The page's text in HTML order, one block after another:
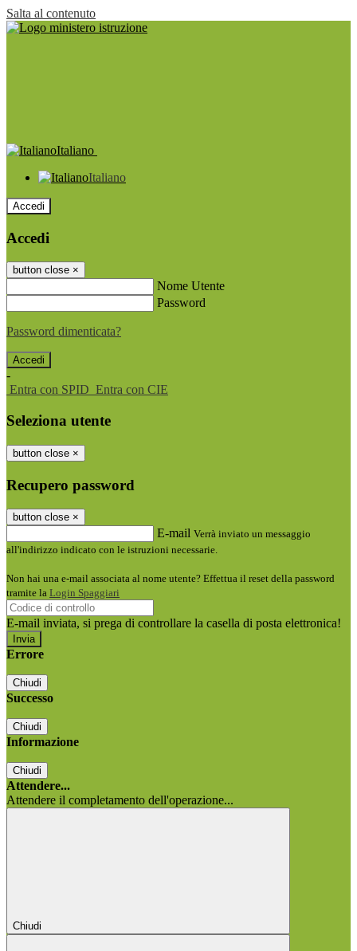
Salta al contenuto
Italiano
Italiano
Accedi
Accedi
button close ×
Nome Utente
Password
Password dimenticata?
-
Entra con SPID Entra con CIE
Seleziona utente
button close ×
Recupero password
button close ×
E-mail Verrà inviato un messaggio
all'indirizzo indicato con le istruzioni necessarie.
Non hai una e-mail associata al nome utente? Effettua il reset della password
tramite la Login Spaggiari
E-mail inviata, si prega di controllare la casella di posta elettronica!
Errore
Chiudi
Successo
Chiudi
Informazione
Chiudi
Attendere...
Attendere il completamento dell'operazione...
Chiudi